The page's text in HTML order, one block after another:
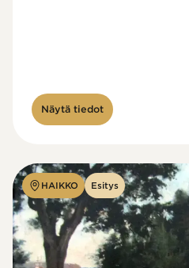
Näytä tiedot
HAIKKO Esitys